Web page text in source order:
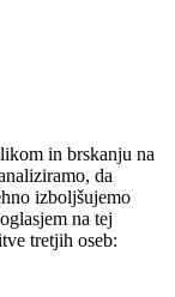
in brskanju na
da
izboljšujemo
na tej
tretjih oseb: